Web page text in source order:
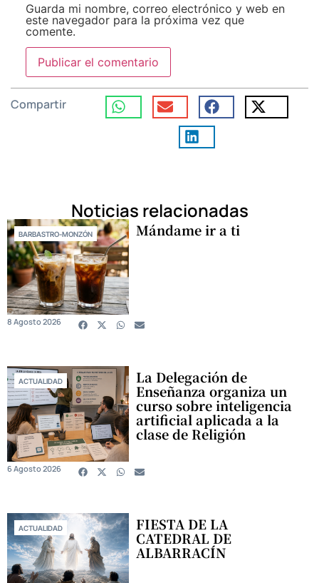
Guarda mi nombre, correo electrónico y web en
este navegador para la próxima vez que
comente.
Compartir
Noticias relacionadas
BARBASTRO-MONZÓN Mándame ir a ti
8 Agosto 2026
ACTUALIDAD La Delegación de
Enseñanza organiza un
curso sobre inteligencia
artificial aplicada a la
clase de Religión
6 Agosto 2026
ACTUALIDAD FIESTA DE LA
CATEDRAL DE
ALBARRACÍN